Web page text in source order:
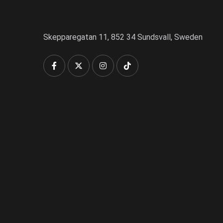
Skepparegatan 11, 852 34 Sundsvall, Sweden